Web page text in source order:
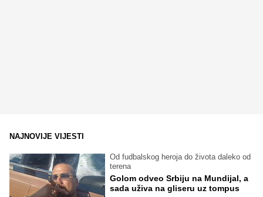
NAJNOVIJE VIJESTI
Od fudbalskog heroja do života daleko od
terena
Golom odveo Srbiju na Mundijal, a
sada uživa na gliseru uz tompus